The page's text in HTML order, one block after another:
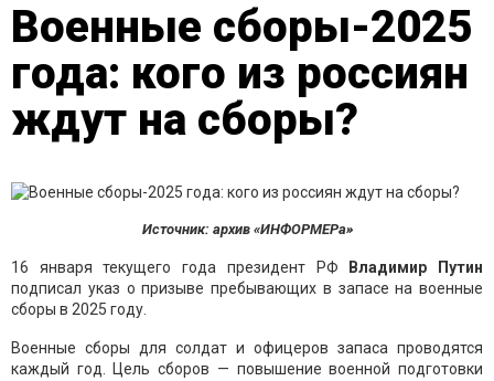
Военные сборы-2025
года: кого из россиян
ждут на сборы?
Источник: архив «ИНФОРМЕРа»
16 января текущего года президент РФ Владимир Путин
подписал указ о призыве пребывающих в запасе на военные
сборы в 2025 году.
Военные сборы для солдат и офицеров запаса проводятся
каждый год. Цель сборов — повышение военной подготовки